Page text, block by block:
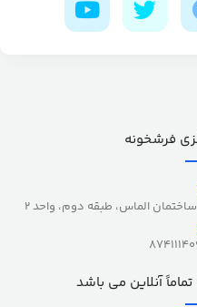
فرشخونه
الماس، طبقه دوم، واحد 2
آنلاین می باشد